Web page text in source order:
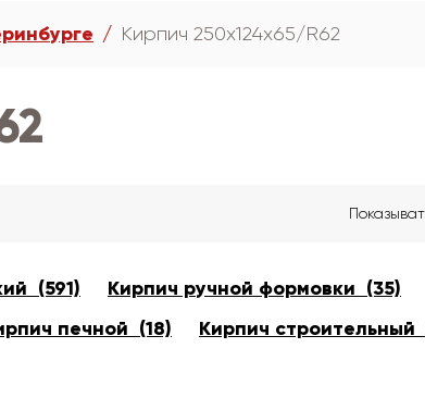
Кирпич 250х124х65/R62
(591) Кирпич ручной формовки (35)
печной (18) Кирпич строительный